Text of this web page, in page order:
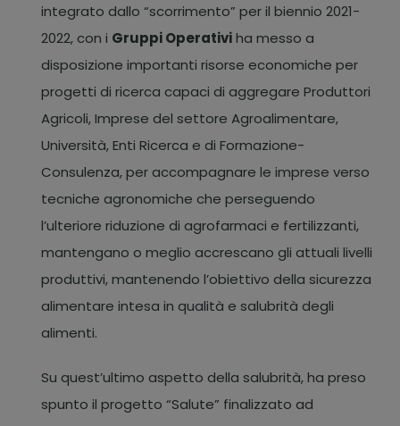
integrato dallo “scorrimento” per il biennio 2021-
2022, con i Gruppi Operativiha messo a
disposizione importanti risorse economiche per
progetti di ricerca capaci di aggregare Produttori
Agricoli, Imprese del settore Agroalimentare,
Università, Enti Ricerca e di Formazione-
Consulenza, per accompagnare le imprese verso
tecniche agronomiche che perseguendo
l’ulteriore riduzione di agrofarmaci e fertilizzanti,
mantengano o meglio accrescano gli attuali livelli
produttivi, mantenendo l’obiettivo della sicurezza
alimentare intesa in qualità e salubrità degli
alimenti.
Su quest’ultimo aspetto della salubrità, ha preso
spunto il progetto “Salute” finalizzato ad